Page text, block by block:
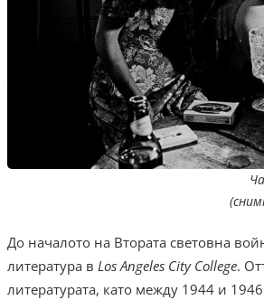
До началото на Втората световна
литература в Los Angeles City College.
литературата, като между 1944 и